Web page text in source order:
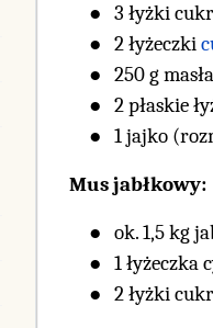
3 łyżki
2 łyżeczki
250 g
2 płaskie
1 jajko
Mus jabłkowy:
ok. 1,5 kg
1 łyżeczka
2 łyżki